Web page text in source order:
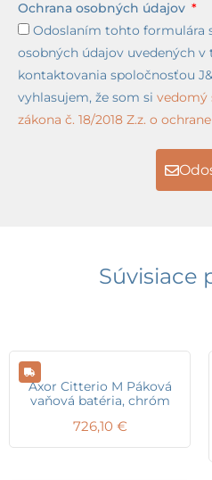
Ochrana osobných údajov
Odoslaním tohto formulára
osobných údajov uvedených
kontaktovania spoločnosťou
vyhlasujem, že som si vedomý
zákona č. 18/2018 Z.z. o
Súvisiace
Axor Citterio M Páková
vaňová batéria, chróm
726,10 €